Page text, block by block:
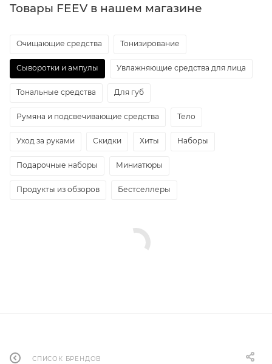
Товары FEEV в нашем магазине
Очищающие средства Тонизирование
Сыворотки и ампулы Увлажняющие средства для лица
Тональные средства Для губ
Румяна и подсвечивающие средства Тело
Уход за руками Скидки Хиты Наборы
Подарочные наборы Миниатюры
Продукты из обзоров Бестселлеры
СПИСОК БРЕНДОВ